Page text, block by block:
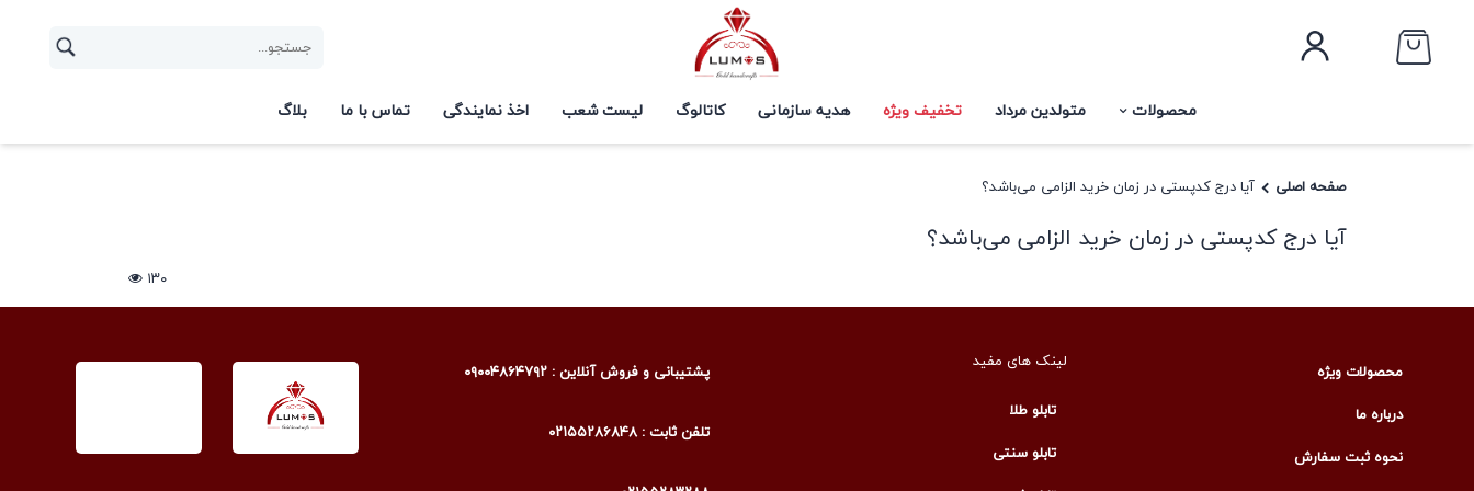
محصولات متولدین مرداد تخفیف ویژه هدیه سازمانی کاتالوگ لیست شعب اخذ نمایندگی تماس با ما بلاگ
صفحه اصلی آیا درج کدپستی در زمان خرید الزامی می‌باشد؟
آیا درج کدپستی در زمان خرید الزامی می‌باشد؟
۱۳۰
محصولات ویژه
درباره ما
نحوه ثبت سفارش
لینک های مفید
تابلو طلا
تابلو سنتی
پشتیبانی و فروش آنلاین : ۰۹۰۰۴۸۶۴۷۹۲
تلفن ثابت : ۰۲۱۵۵۲۸۶۸۴۸